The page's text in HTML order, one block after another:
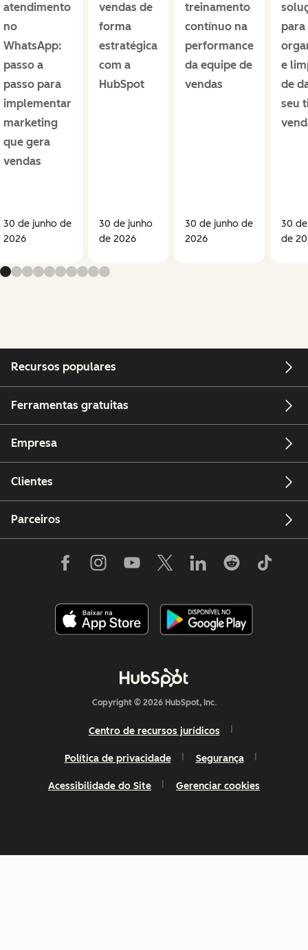
atendimento
no
WhatsApp:
passo a
passo para
implementar
marketing
que gera
vendas
30 de junho de
2026
vendas de
forma
estratégica
com a
HubSpot
30 de junho
de 2026
treinamento
contínuo na
performance
da equipe de
vendas
30 de junho de
2026
para
e
de
seu
30
de
Recursos populares
Ferramentas gratuitas
Empresa
Clientes
Parceiros
Copyright © 2026 HubSpot, Inc.
Centro de recursos jurídicos
Política de privacidade Segurança
Acessibilidade do Site Gerenciar cookies